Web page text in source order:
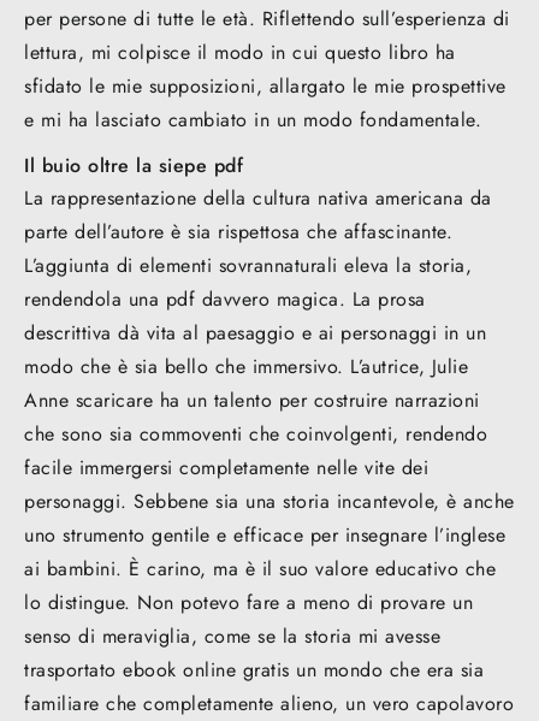
per persone di tutte le età. Riflettendo sull’esperienza di
lettura, mi colpisce il modo in cui questo libro ha
sfidato le mie supposizioni, allargato le mie prospettive
e mi ha lasciato cambiato in un modo fondamentale.
Il buio oltre la siepe pdf
La rappresentazione della cultura nativa americana da
parte dell’autore è sia rispettosa che affascinante.
L’aggiunta di elementi sovrannaturali eleva la storia,
rendendola una pdf davvero magica. La prosa
descrittiva dà vita al paesaggio e ai personaggi in un
modo che è sia bello che immersivo. L’autrice, Julie
Anne scaricare ha un talento per costruire narrazioni
che sono sia commoventi che coinvolgenti, rendendo
facile immergersi completamente nelle vite dei
personaggi. Sebbene sia una storia incantevole, è anche
uno strumento gentile e efficace per insegnare l’inglese
ai bambini. È carino, ma è il suo valore educativo che
lo distingue. Non potevo fare a meno di provare un
senso di meraviglia, come se la storia mi avesse
trasportato ebook online gratis un mondo che era sia
familiare che completamente alieno, un vero capolavoro